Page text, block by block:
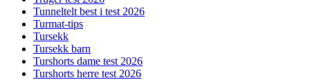
Tunneltelt best i test 2026
Turmat-tips
Tursekk
Tursekk barn
Turshorts dame test 2026
Turshorts herre test 2026